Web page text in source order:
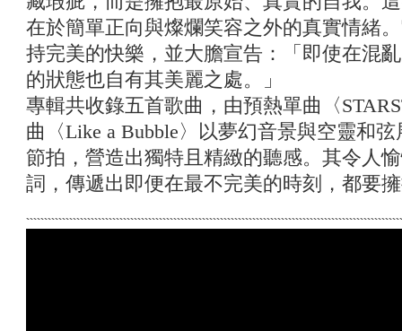
在於簡單正向與燦爛笑容之外的真實情緒
持完美的快樂，並大膽宣告：「即使在混
的狀態也自有其美麗之處。」
專輯共收錄五首歌曲，由預熱單曲〈
曲〈Like a Bubble〉以夢幻音景與空靈和
節拍，營造出獨特且精緻的聽感。其令人
詞，傳遞出即便在最不完美的時刻，都要